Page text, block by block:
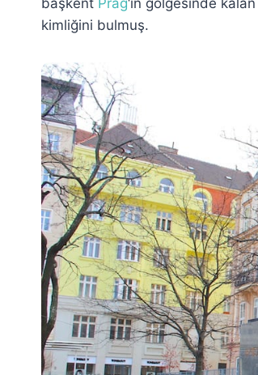
kimliğini bulmuş.